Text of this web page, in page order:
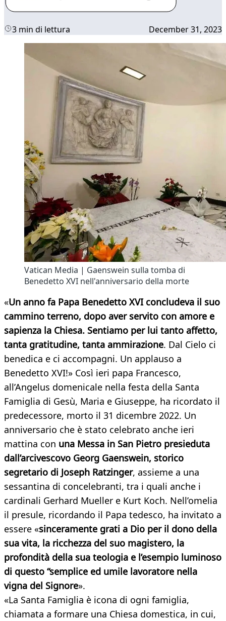
3 min di lettura December 31, 2023
Vatican Media | Gaenswein sulla tomba di
Benedetto XVI nell'anniversario della morte
«Un anno fa Papa Benedetto XVI concludeva il suo
cammino terreno, dopo aver servito con amore e
sapienza la Chiesa. Sentiamo per lui tanto affetto,
tanta gratitudine, tanta ammirazione. Dal Cielo ci
benedica e ci accompagni. Un applauso a
Benedetto XVI!» Così ieri papa Francesco,
all’Angelus domenicale nella festa della Santa
Famiglia di Gesù, Maria e Giuseppe, ha ricordato il
predecessore, morto il 31 dicembre 2022. Un
anniversario che è stato celebrato anche ieri
mattina con una Messa in San Pietro presieduta
dall’arcivescovo Georg Gaenswein, storico
segretario di Joseph Ratzinger, assieme a una
sessantina di concelebranti, tra i quali anche i
cardinali Gerhard Mueller e Kurt Koch. Nell’omelia
il presule, ricordando il Papa tedesco, ha invitato a
essere «sinceramente grati a Dio per il dono della
sua vita, la ricchezza del suo magistero, la
profondità della sua teologia e l’esempio luminoso
di questo “semplice ed umile lavoratore nella
vigna del Signore».
«La Santa Famiglia è icona di ogni famiglia,
chiamata a formare una Chiesa domestica, in cui,